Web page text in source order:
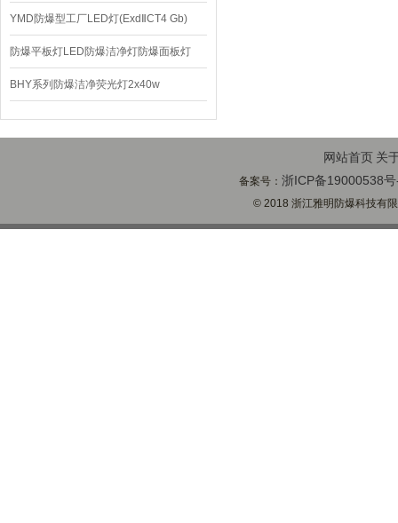
YMD防爆型工厂LED灯(ExdⅡCT4 Gb)
220V/150W
防爆平板灯LED防爆洁净灯防爆面板灯
BHY系列防爆洁净荧光灯2x40w
网站首页 关
备案号：浙ICP备19000538
© 2018 浙江雅明防爆科技有